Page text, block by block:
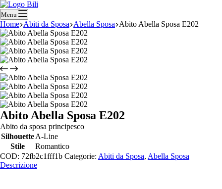
Menu
Home Abiti da Sposa Abella Sposa Abito Abella Sposa E202
Abito Abella Sposa E202
Abito da sposa principesco
SilhouetteA-Line
Stile
Romantico
COD: 72fb2c1fff1b Categorie: Abiti da Sposa, Abella Sposa
Descrizione